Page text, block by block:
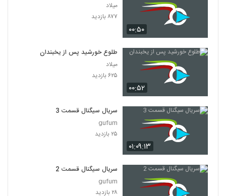
۰۰:۵۰
میلاد
۸۷۷ بازدید
۰۰:۵۲
طلوع خورشید پس از یخبندان
میلاد
۶۲۵ بازدید
۰۱:۰۹:۱۳
سریال سیگنال قسمت 3
gufum
۲۵ بازدید
سریال سیگنال قسمت 2
gufum
۲۸ بازدید